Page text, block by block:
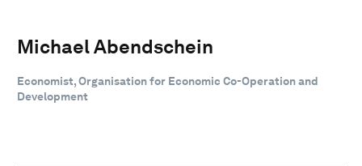
Michael Abendschein
Economist, Organisation for Economic Co-Operation and
Development